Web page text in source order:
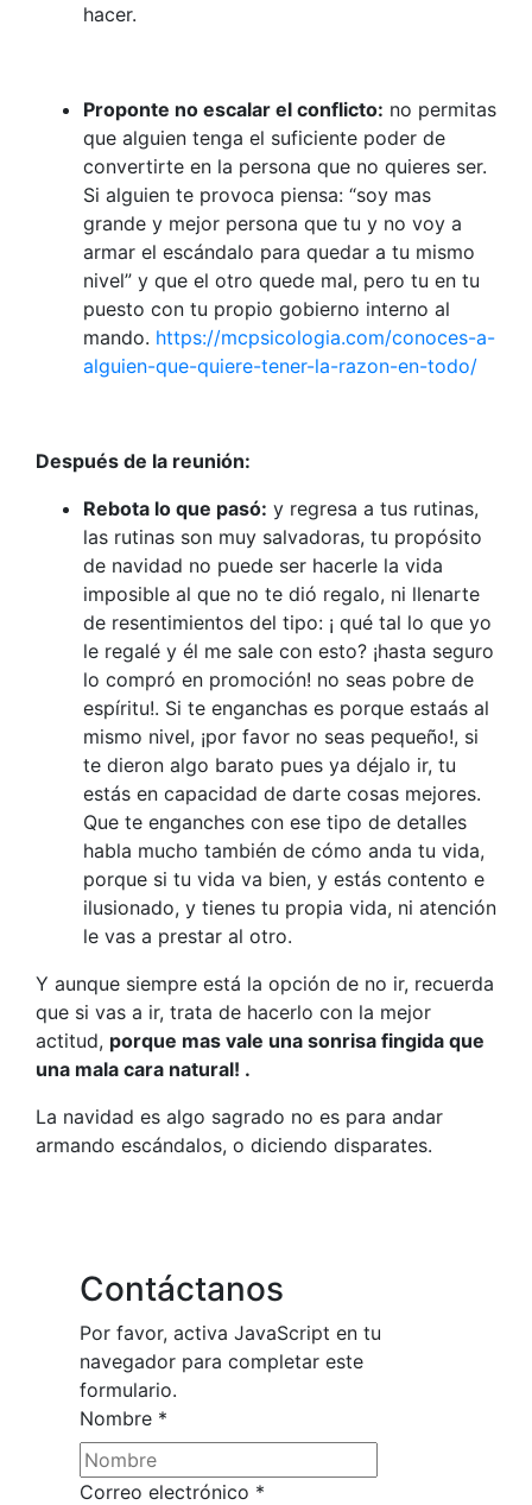
hacer.
Proponte no escalar el conflicto: no permitas
que alguien tenga el suficiente poder de
convertirte en la persona que no quieres ser.
Si alguien te provoca piensa: “soy mas
grande y mejor persona que tu y no voy a
armar el escándalo para quedar a tu mismo
nivel” y que el otro quede mal, pero tu en tu
puesto con tu propio gobierno interno al
mando. https://mcpsicologia.com/conoces-a-
alguien-que-quiere-tener-la-razon-en-todo/
Después de la reunión:
Rebota lo que pasó: y regresa a tus rutinas,
las rutinas son muy salvadoras, tu propósito
de navidad no puede ser hacerle la vida
imposible al que no te dió regalo, ni llenarte
de resentimientos del tipo: ¡ qué tal lo que yo
le regalé y él me sale con esto? ¡hasta seguro
lo compró en promoción! no seas pobre de
espíritu!. Si te enganchas es porque estaás al
mismo nivel, ¡por favor no seas pequeño!, si
te dieron algo barato pues ya déjalo ir, tu
estás en capacidad de darte cosas mejores.
Que te enganches con ese tipo de detalles
habla mucho también de cómo anda tu vida,
porque si tu vida va bien, y estás contento e
ilusionado, y tienes tu propia vida, ni atención
le vas a prestar al otro.
Y aunque siempre está la opción de no ir, recuerda
que si vas a ir, trata de hacerlo con la mejor
actitud, porque mas vale una sonrisa fingida que
una mala cara natural! .
La navidad es algo sagrado no es para andar
armando escándalos, o diciendo disparates.
Contáctanos
Por favor, activa JavaScript en tu
navegador para completar este
formulario.
Nombre *
electrónico
Correo electrónico *